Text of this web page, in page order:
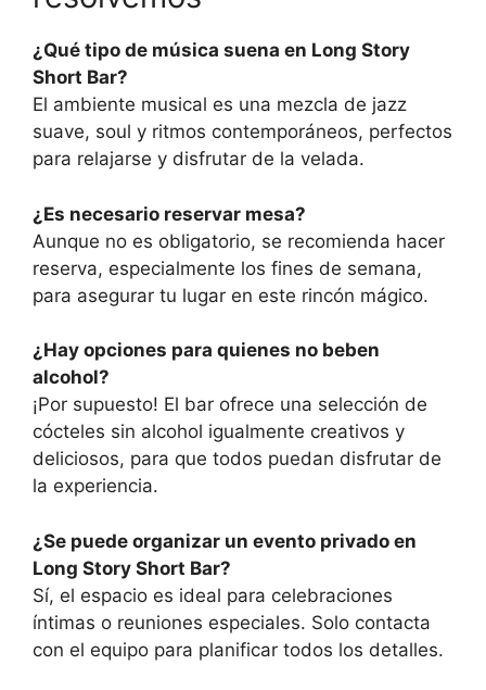
¿Qué tipo de música suena en Long Story
Short Bar?
El ambiente musical es una mezcla de jazz
suave, soul y ritmos contemporáneos, perfectos
para relajarse y disfrutar de la velada.
¿Es necesario reservar mesa?
Aunque no es obligatorio, se recomienda hacer
reserva, especialmente los fines de semana,
para asegurar tu lugar en este rincón mágico.
¿Hay opciones para quienes no beben
alcohol?
¡Por supuesto! El bar ofrece una selección de
cócteles sin alcohol igualmente creativos y
deliciosos, para que todos puedan disfrutar de
la experiencia.
¿Se puede organizar un evento privado en
Long Story Short Bar?
Sí, el espacio es ideal para celebraciones
íntimas o reuniones especiales. Solo contacta
con el equipo para planificar todos los detalles.